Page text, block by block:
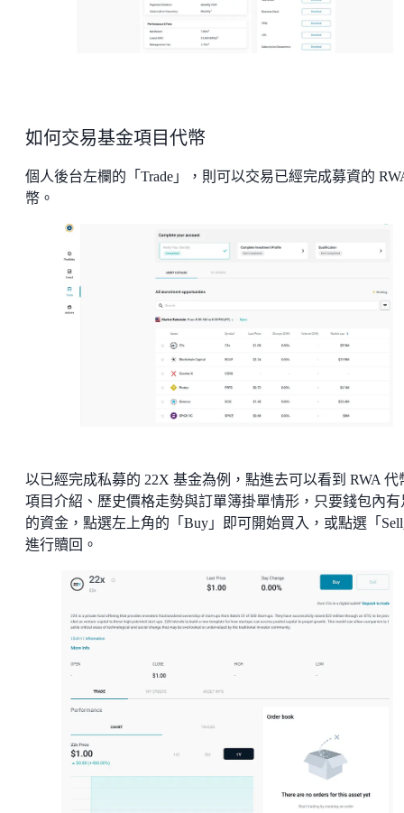
如何交易基金項目代幣
個人後台左欄的「Trade」，則可以交易已經完成募資的
幣。
以已經完成私募的 22X 基金為例，點進去可以看到 RWA 代
項目介紹、歷史價格走勢與訂單簿掛單情形，只要錢包內有
的資金，點選左上角的「Buy」即可開始買入，或點選「
進行贖回。